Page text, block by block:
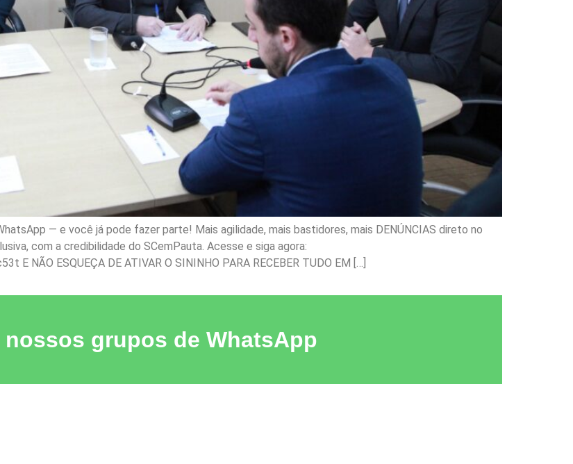
— e você já pode fazer parte! Mais agilidade, mais bastidores, mais DENÚNCIAS direto no
com a credibilidade do SCemPauta. Acesse e siga agora:
NÃO ESQUEÇA DE ATIVAR O SININHO PARA RECEBER TUDO EM […]
nossos grupos de WhatsApp